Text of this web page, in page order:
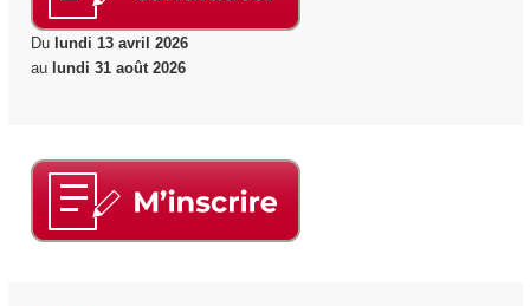
Dulundi 13 avril 2026
au lundi 31 août 2026